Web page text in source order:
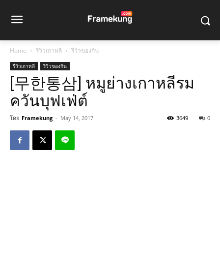
Home รีวิวเกาหลี รีวิวของกิน
รีวิวเกาหลี รีวิวของกิน
[무한통삼] หมูย่างเกาหลีรม
ควันบุฟเฟ่ต์
โดย Framekung - May 14, 2017 0
3649